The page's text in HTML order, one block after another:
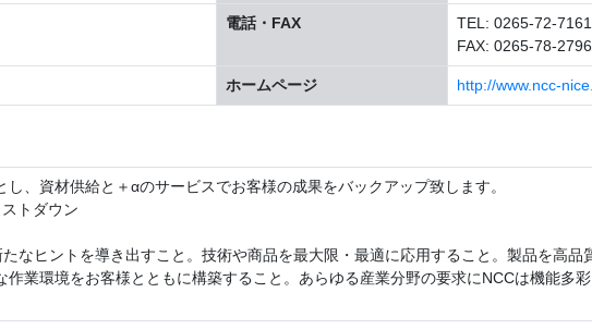
電話・FAX
TEL: 0265-72-7161
FAX: 0265-78-2796
ホームページ http://www.ncc-
、資材供給と＋αのサービスでお客様の成果をバックアップ致します。
トダウン
なヒントを導き出すこと。技術や商品を最大限・最適に応用すること。製品を高品
業環境をお客様とともに構築すること。あらゆる産業分野の要求にNCCは機能多